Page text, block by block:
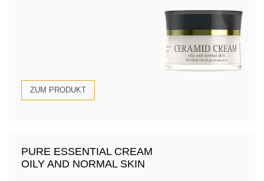
ZUM PRODUKT
PURE ESSENTIAL CREAM
OILY AND NORMAL SKIN